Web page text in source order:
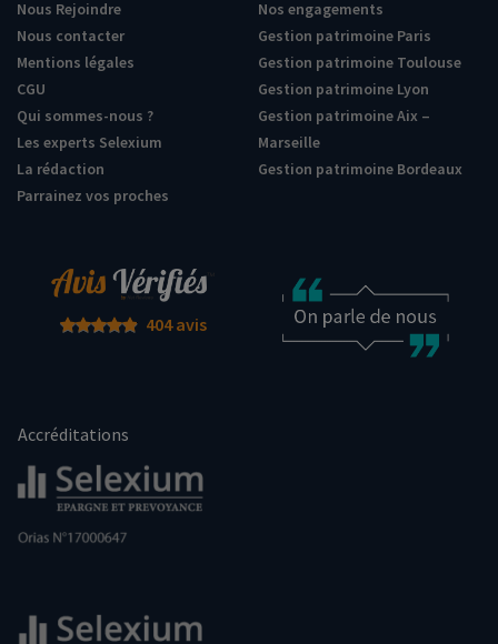
Nous Rejoindre
Nous contacter
Mentions légales
CGU
Qui sommes-nous ?
Les experts Selexium
La rédaction
Parrainez vos proches
Nos engagements
Gestion patrimoine Paris
Gestion patrimoine Toulouse
Gestion patrimoine Lyon
Gestion patrimoine Aix –
Marseille
Gestion patrimoine Bordeaux
404 avis
Accréditations